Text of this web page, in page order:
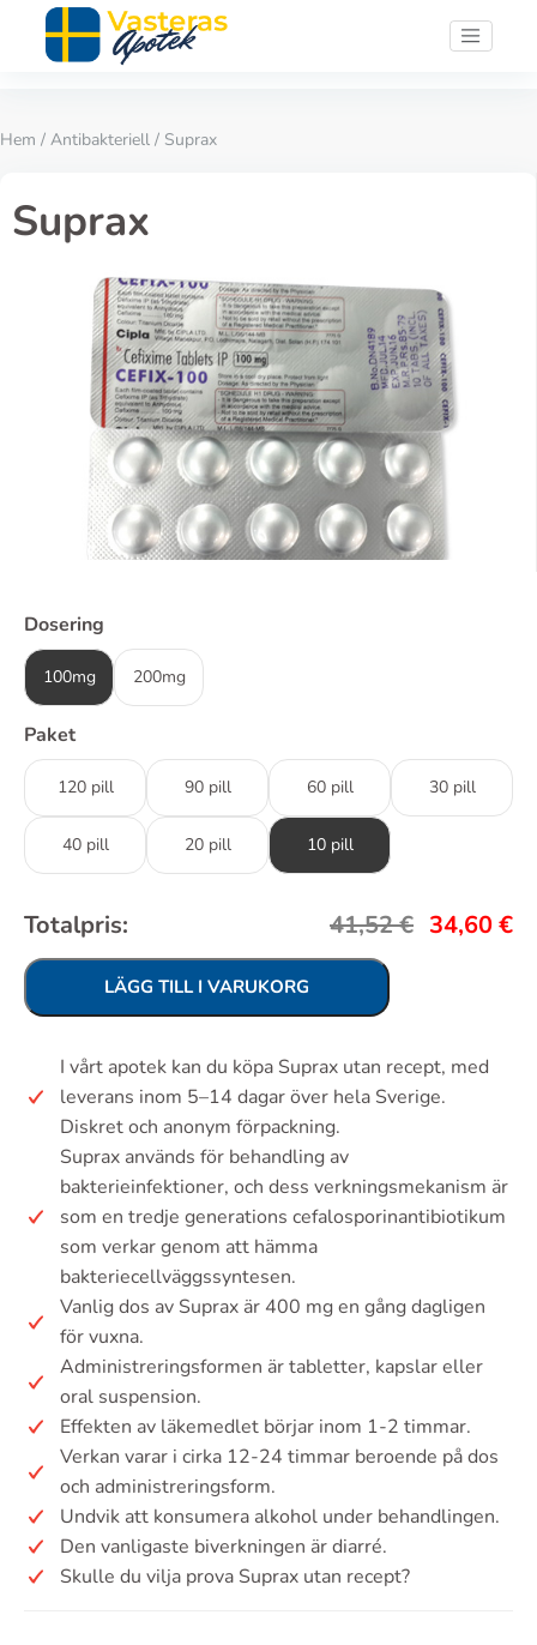
Hem / Antibakteriell / Suprax
Suprax
Dosering
100mg 200mg
Paket
120 pill 90 pill 60 pill 30 pill
40 pill 20 pill 10 pill
Totalpris: 41,52€ 34,60€
LÄGG TILL I VARUKORG
I vårt apotek kan du köpa Suprax utan recept, med
leverans inom 5–14 dagar över hela Sverige.
Diskret och anonym förpackning.
Suprax används för behandling av
bakterieinfektioner, och dess verkningsmekanism är
som en tredje generations cefalosporinantibiotikum
som verkar genom att hämma
bakteriecellväggssyntesen.
Vanlig dos av Suprax är 400 mg en gång dagligen
för vuxna.
Administreringsformen är tabletter, kapslar eller
oral suspension.
Effekten av läkemedlet börjar inom 1-2 timmar.
Verkan varar i cirka 12-24 timmar beroende på dos
och administreringsform.
Undvik att konsumera alkohol under behandlingen.
Den vanligaste biverkningen är diarré.
Skulle du vilja prova Suprax utan recept?